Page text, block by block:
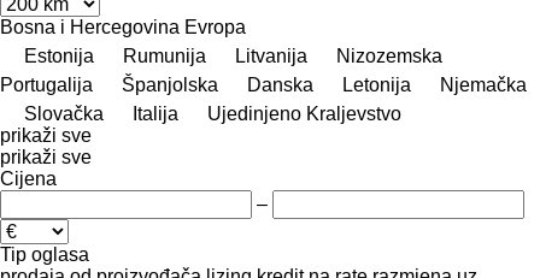
Bosna i Hercegovina Evropa
Estonija
Rumunija Litvanija
Nizozemska
Portugalija
Španjolska Danska Letonija
Njemačka
Slovačka
Italija
Ujedinjeno Kraljevstvo
prikaži sve
prikaži sve
Cijena
–
Tip oglasa